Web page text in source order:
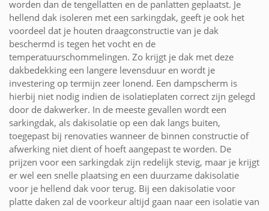
worden dan de tengellatten en de panlatten geplaatst. Je
hellend dak isoleren met een sarkingdak, geeft je ook het
voordeel dat je houten draagconstructie van je dak
beschermd is tegen het vocht en de
temperatuurschommelingen. Zo krijgt je dak met deze
dakbedekking een langere levensduur en wordt je
investering op termijn zeer lonend. Een dampscherm is
hierbij niet nodig indien de isolatieplaten correct zijn gelegd
door de dakwerker. In de meeste gevallen wordt een
sarkingdak, als dakisolatie op een dak langs buiten,
toegepast bij renovaties wanneer de binnen constructie of
afwerking niet dient of hoeft aangepast te worden. De
prijzen voor een sarkingdak zijn redelijk stevig, maar je krijgt
er wel een snelle plaatsing en een duurzame dakisolatie
voor je hellend dak voor terug. Bij een dakisolatie voor
platte daken zal de voorkeur altijd gaan naar een isolatie van